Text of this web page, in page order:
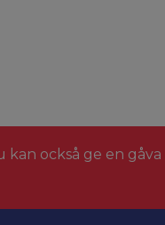
också ge en gåva